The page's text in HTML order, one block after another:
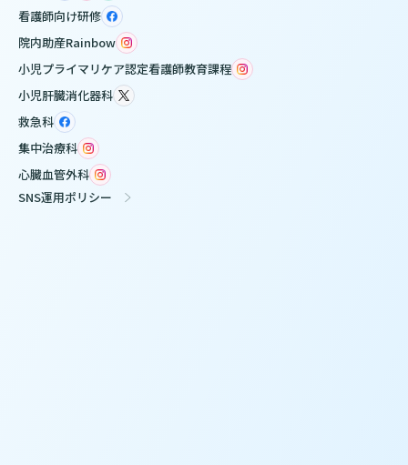
看護師向け研修
院内助産Rainbow
小児プライマリケア認定看護師教育課程
小児肝臓消化器科
救急科
集中治療科
心臓血管外科
SNS運用ポリシー